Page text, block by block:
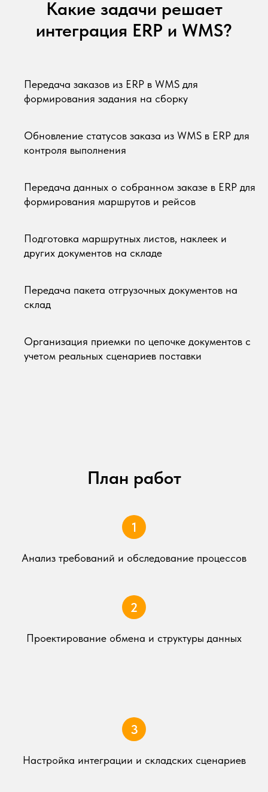
Какие задачи решает
интеграция ERP и WMS?
Передача заказов из ERP в WMS для
формирования задания на сборку
Обновление статусов заказа из WMS в ERP для
контроля выполнения
Передача данных о собранном заказе в ERP для
формирования маршрутов и рейсов
Подготовка маршрутных листов, наклеек и
других документов на складе
Передача пакета отгрузочных документов на
склад
Организация приемки по цепочке документов с
учетом реальных сценариев поставки
План работ
Анализ требований и обследование процессов
Проектирование обмена и структуры данных
Настройка интеграции и складских сценариев